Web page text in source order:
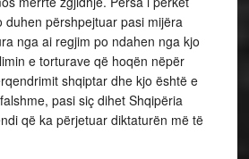
duhen përshpejtuar pasi mijëra
nga ai regjim po ndahen nga kjo
e torturave që hoqën nëpër
shqiptar dhe kjo është e
pasi siç dihet Shqipëria
që ka përjetuar diktaturën më të